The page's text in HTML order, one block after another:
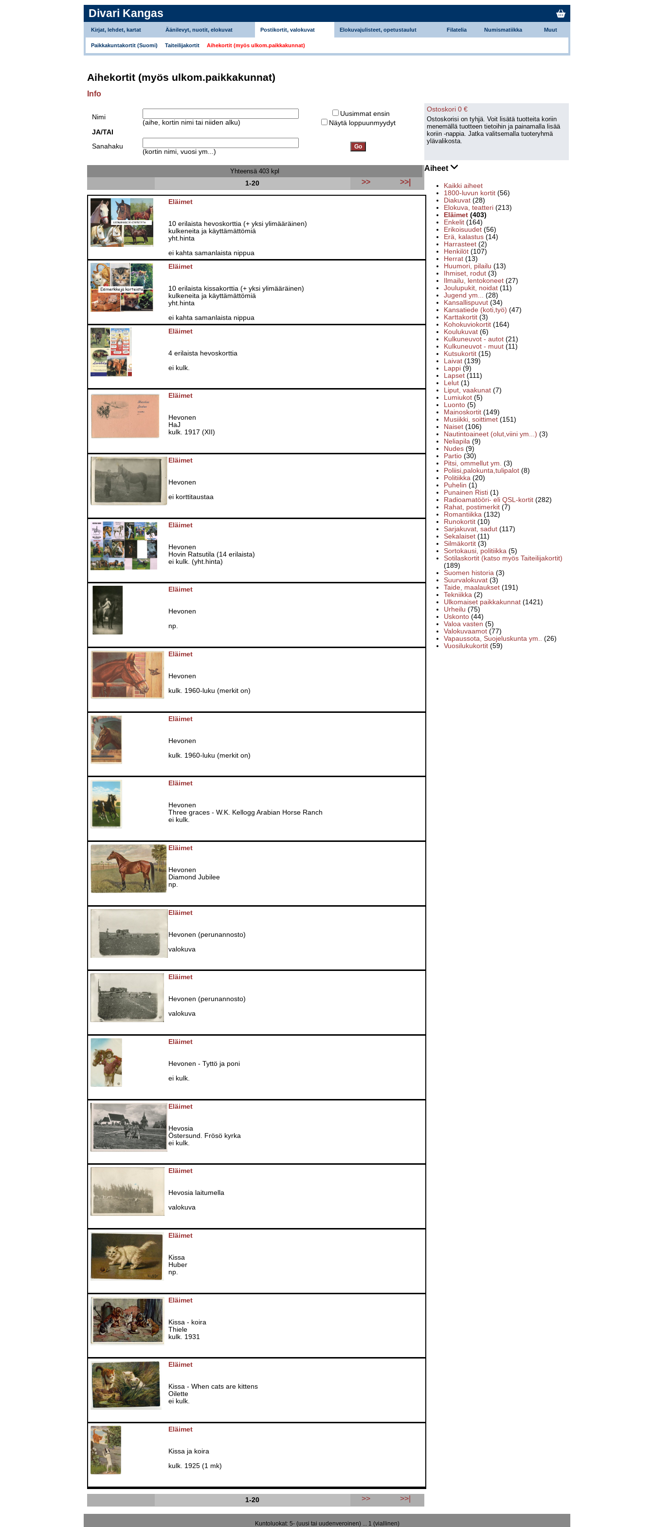
Divari Kangas
Kirjat, lehdet, kartat Äänilevyt, nuotit, elokuvat Postikortit, valokuvat Elokuvajulisteet, opetustaulut Filatelia Numismatiikka Muut
Paikkakuntakortit (Suomi) Taiteilijakortit Aihekortit (myös ulkom.paikkakunnat)
Aihekortit (myös ulkom.paikkakunnat)
Info
Nimi
(aihe, kortin nimi tai niiden alku)
Uusimmat ensin
Näytä loppuunmyydyt
JA/TAI
Sanahaku
(kortin nimi, vuosi ym...)
Ostoskori 0 €
Ostoskorisi on tyhjä. Voit lisätä tuotteita koriin
menemällä tuotteen tietoihin ja painamalla lisää
koriin -nappia. Jatka valitsemalla tuoteryhmä
ylävalikosta.
Aiheet
Kaikki aiheet
1800-luvun kortit (56)
Diakuvat (28)
Elokuva, teatteri (213)
Eläimet (403)
Enkelit (164)
Erikoisuudet (56)
Erä, kalastus (14)
Harrasteet (2)
Henkilöt (107)
Herrat (13)
Huumori, pilailu (13)
Ihmiset, rodut (3)
Ilmailu, lentokoneet (27)
Joulupukit, noidat (11)
Jugend ym... (28)
Kansallispuvut (34)
Kansatiede (koti,työ) (47)
Karttakortit (3)
Kohokuviokortit (164)
Koulukuvat (6)
Kulkuneuvot - autot (21)
Kulkuneuvot - muut (11)
Kutsukortit (15)
Laivat (139)
Lappi (9)
Lapset (111)
Lelut (1)
Liput, vaakunat (7)
Lumiukot (5)
Luonto (5)
Mainoskortit (149)
Musiikki, soittimet (151)
Naiset (106)
Nautintoaineet (olut,viini ym...) (3)
Neliapila (9)
Nudes (9)
Partio (30)
Pitsi, ommellut ym. (3)
Poliisi,palokunta,tulipalot (8)
Politiikka (20)
Puhelin (1)
Punainen Risti (1)
Radioamatööri- eli QSL-kortit (282)
Rahat, postimerkit (7)
Romantiikka (132)
Runokortit (10)
Sarjakuvat, sadut (117)
Sekalaiset (11)
Silmäkortit (3)
Sortokausi, politiikka (5)
Sotilaskortit (katso myös Taiteilijakortit)
(189)
Suomen historia (3)
Suurvalokuvat (3)
Taide, maalaukset (191)
Tekniikka (2)
Ulkomaiset paikkakunnat (1421)
Urheilu (75)
Uskonto (44)
Valoa vasten (5)
Valokuvaamot (77)
Vapaussota, Suojeluskunta ym.. (26)
Vuosilukukortit (59)
Yhteensä 403 kpl
1-20
>> >>|
Eläimet
10 erilaista hevoskorttia (+ yksi ylimääräinen)
kulkeneita ja käyttämättömiä
yht.hinta
ei kahta samanlaista nippua
Eläimet
10 erilaista kissakorttia (+ yksi ylimääräinen)
kulkeneita ja käyttämättömiä
yht.hinta
ei kahta samanlaista nippua
Eläimet
4 erilaista hevoskorttia
ei kulk.
Eläimet
Hevonen
HaJ
kulk. 1917 (XII)
Eläimet
Hevonen
ei korttitaustaa
Eläimet
Hevonen
Hovin Ratsutila (14 erilaista)
ei kulk. (yht.hinta)
Eläimet
Hevonen
np.
Eläimet
Hevonen
kulk. 1960-luku (merkit on)
Eläimet
Hevonen
kulk. 1960-luku (merkit on)
Eläimet
Hevonen
Three graces - W.K. Kellogg Arabian Horse Ranch
ei kulk.
Eläimet
Hevonen
Diamond Jubilee
np.
Eläimet
Hevonen (perunannosto)
valokuva
Eläimet
Hevonen (perunannosto)
valokuva
Eläimet
Hevonen - Tyttö ja poni
ei kulk.
Eläimet
Hevosia
Östersund. Frösö kyrka
ei kulk.
Eläimet
Hevosia laitumella
valokuva
Eläimet
Kissa
Huber
np.
Eläimet
Kissa - koira
Thiele
kulk. 1931
Eläimet
Kissa - When cats are kittens
Oilette
ei kulk.
Eläimet
Kissa ja koira
kulk. 1925 (1 mk)
1-20 >> >>|
Kuntoluokat: 5- (uusi tai uudenveroinen) ... 1 (viallinen)